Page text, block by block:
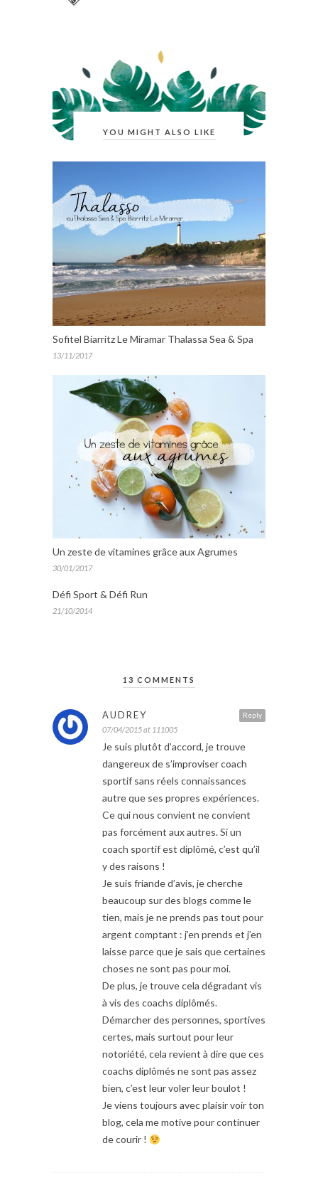
YOU MIGHT ALSO LIKE
Sofitel Biarritz Le Miramar Thalassa Sea & Spa
13/11/2017
Un zeste de vitamines grâce aux Agrumes
30/01/2017
Défi Sport & Défi Run
21/10/2014
13 COMMENTS
Reply
AUDREY
07/04/2015 at 111005
Je suis plutôt d’accord, je trouve
dangereux de s’improviser coach
sportif sans réels connaissances
autre que ses propres expériences.
Ce qui nous convient ne convient
pas forcément aux autres. Si un
coach sportif est diplômé, c’est qu’il
y des raisons !
Je suis friande d’avis, je cherche
beaucoup sur des blogs comme le
tien, mais je ne prends pas tout pour
argent comptant : j’en prends et j’en
laisse parce que je sais que certaines
choses ne sont pas pour moi.
De plus, je trouve cela dégradant vis
à vis des coachs diplômés.
Démarcher des personnes, sportives
certes, mais surtout pour leur
notoriété, cela revient à dire que ces
coachs diplômés ne sont pas assez
bien, c’est leur voler leur boulot !
Je viens toujours avec plaisir voir ton
blog, cela me motive pour continuer
de courir !